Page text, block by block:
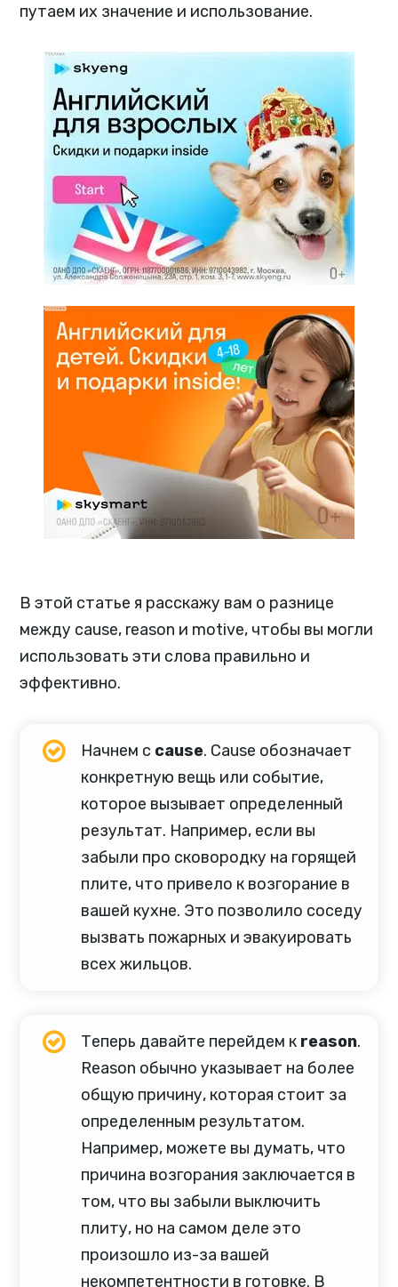
путаем их значение и использование.
В этой статье я расскажу вам о разнице
между cause, reason и motive, чтобы вы могли
использовать эти слова правильно и
эффективно.
Начнем с cause. Cause обозначает
конкретную вещь или событие,
которое вызывает определенный
результат. Например, если вы
забыли про сковородку на горящей
плите, что привело к возгорание в
вашей кухне. Это позволило соседу
вызвать пожарных и эвакуировать
всех жильцов.
Теперь давайте перейдем к reason.
Reason обычно указывает на более
общую причину, которая стоит за
определенным результатом.
Например, можете вы думать, что
причина возгорания заключается в
том, что вы забыли выключить
плиту, но на самом деле это
произошло из-за вашей
некомпетентности в готовке. В